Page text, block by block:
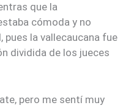
que la
cómoda y no
pues la vallecaucana fue
dividida de los jueces
pero me sentí muy